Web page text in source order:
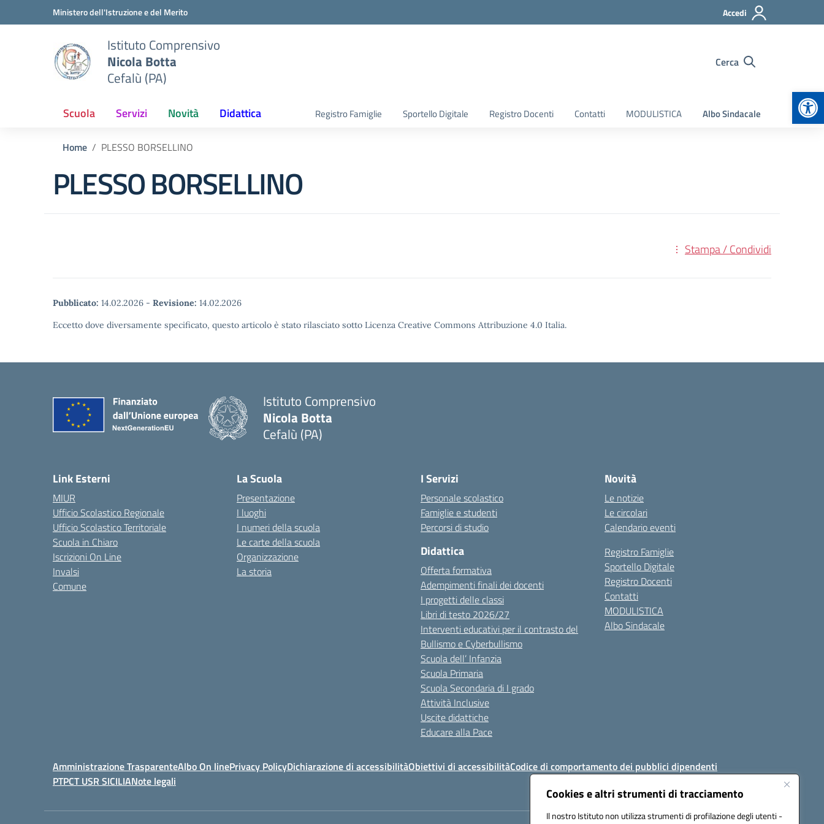
Cookies e altri strumenti di tracciamento
Il nostro Istituto non utilizza strumenti di profilazione degli utenti -
Vai ai contenuti
Vai al menu di navigazioneMinistero dell'Istruzione e del Merito Accedi
Istituto Comprensivo
Nicola Botta
Cefalù (PA)
Cerca
Scuola Servizi Novità Didattica Registro Famiglie Sportello Digitale Registro Docenti Contatti MODULISTICA Albo Sindacale
Home PLESSO BORSELLINO
PLESSO BORSELLINO
Stampa / Condividi
Pubblicato: 14.02.2026 - Revisione: 14.02.2026
Eccetto dove diversamente specificato, questo articolo è stato rilasciato sotto Licenza Creative Commons Attribuzione 4.0 Italia.
Istituto Comprensivo
Nicola Botta
Cefalù (PA)
Link Esterni
MIUR
Ufficio Scolastico Regionale
Ufficio Scolastico Territoriale
Scuola in Chiaro
Iscrizioni On Line
Invalsi
Comune
La Scuola
Presentazione
I luoghi
I numeri della scuola
Le carte della scuola
Organizzazione
La storia
I Servizi
Personale scolastico
Famiglie e studenti
Percorsi di studio
Didattica
Offerta formativa
Adempimenti finali dei docenti
I progetti delle classi
Libri di testo 2026/27
Interventi educativi per il contrasto del
Bullismo e Cyberbullismo
Scuola dell’ Infanzia
Scuola Primaria
Scuola Secondaria di I grado
Attività Inclusive
Uscite didattiche
Educare alla Pace
Novità
Le notizie
Le circolari
Calendario eventi
Registro Famiglie
Sportello Digitale
Registro Docenti
Contatti
MODULISTICA
Albo Sindacale
Amministrazione TrasparenteAlbo On linePrivacy PolicyDichiarazione di accessibilitàObiettivi di accessibilitàCodice di comportamento dei pubblici dipendenti
PTPCT USR SICILIANote legali